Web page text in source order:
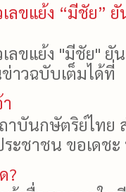
ลขแย้ง “มีชัย”
ลขแย้ง "มีชัย"
ข่าวฉบับเต็มได้
บันกษัตริย์ไทย
ะชาชน ขอเดช
?